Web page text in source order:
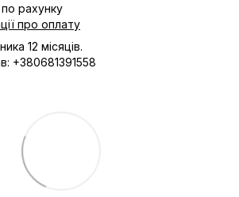
рахунку
про оплату
12 місяців.
+380681391558